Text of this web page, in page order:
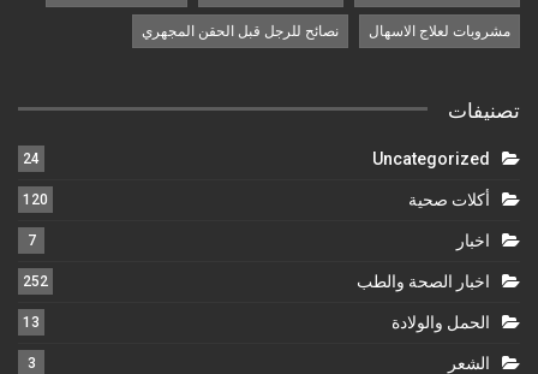
مشروبات لعلاج الاسهال نصائح للرجل قبل الحقن المجهري
تصنيفات
Uncategorized
24
أكلات صحية 120
اخبار 7
اخبار الصحة والطب 252
الحمل والولادة 13
الشعر 3